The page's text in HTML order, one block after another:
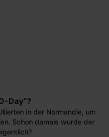
Day“?
in der Normandie, um
Schon damals wurde der